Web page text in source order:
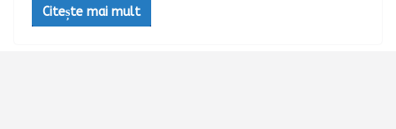
Citește mai mult